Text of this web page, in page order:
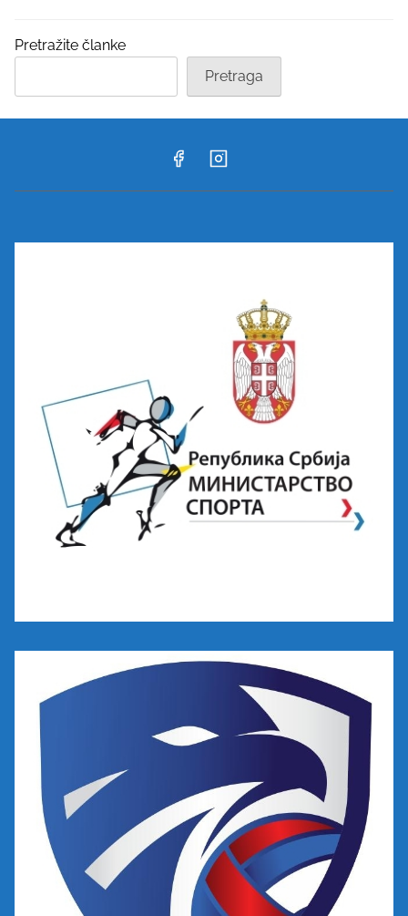
Pretražite članke
Pretraga